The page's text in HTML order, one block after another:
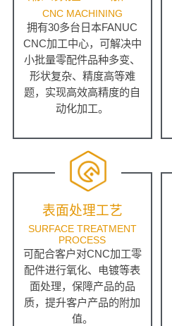
CNC MACHINING
拥有30多台日本FANUC
CNC加工中心，可解决中
小批量零配件品种多变、
形状复杂、精度高等难
题，实现高效高精度的自
动化加工。
表面处理工艺
SURFACE TREATMENT
PROCESS
可配合客户对CNC加工零
配件进行氧化、电镀等表
面处理，保障产品的品
质，提升客户产品的附加
值。